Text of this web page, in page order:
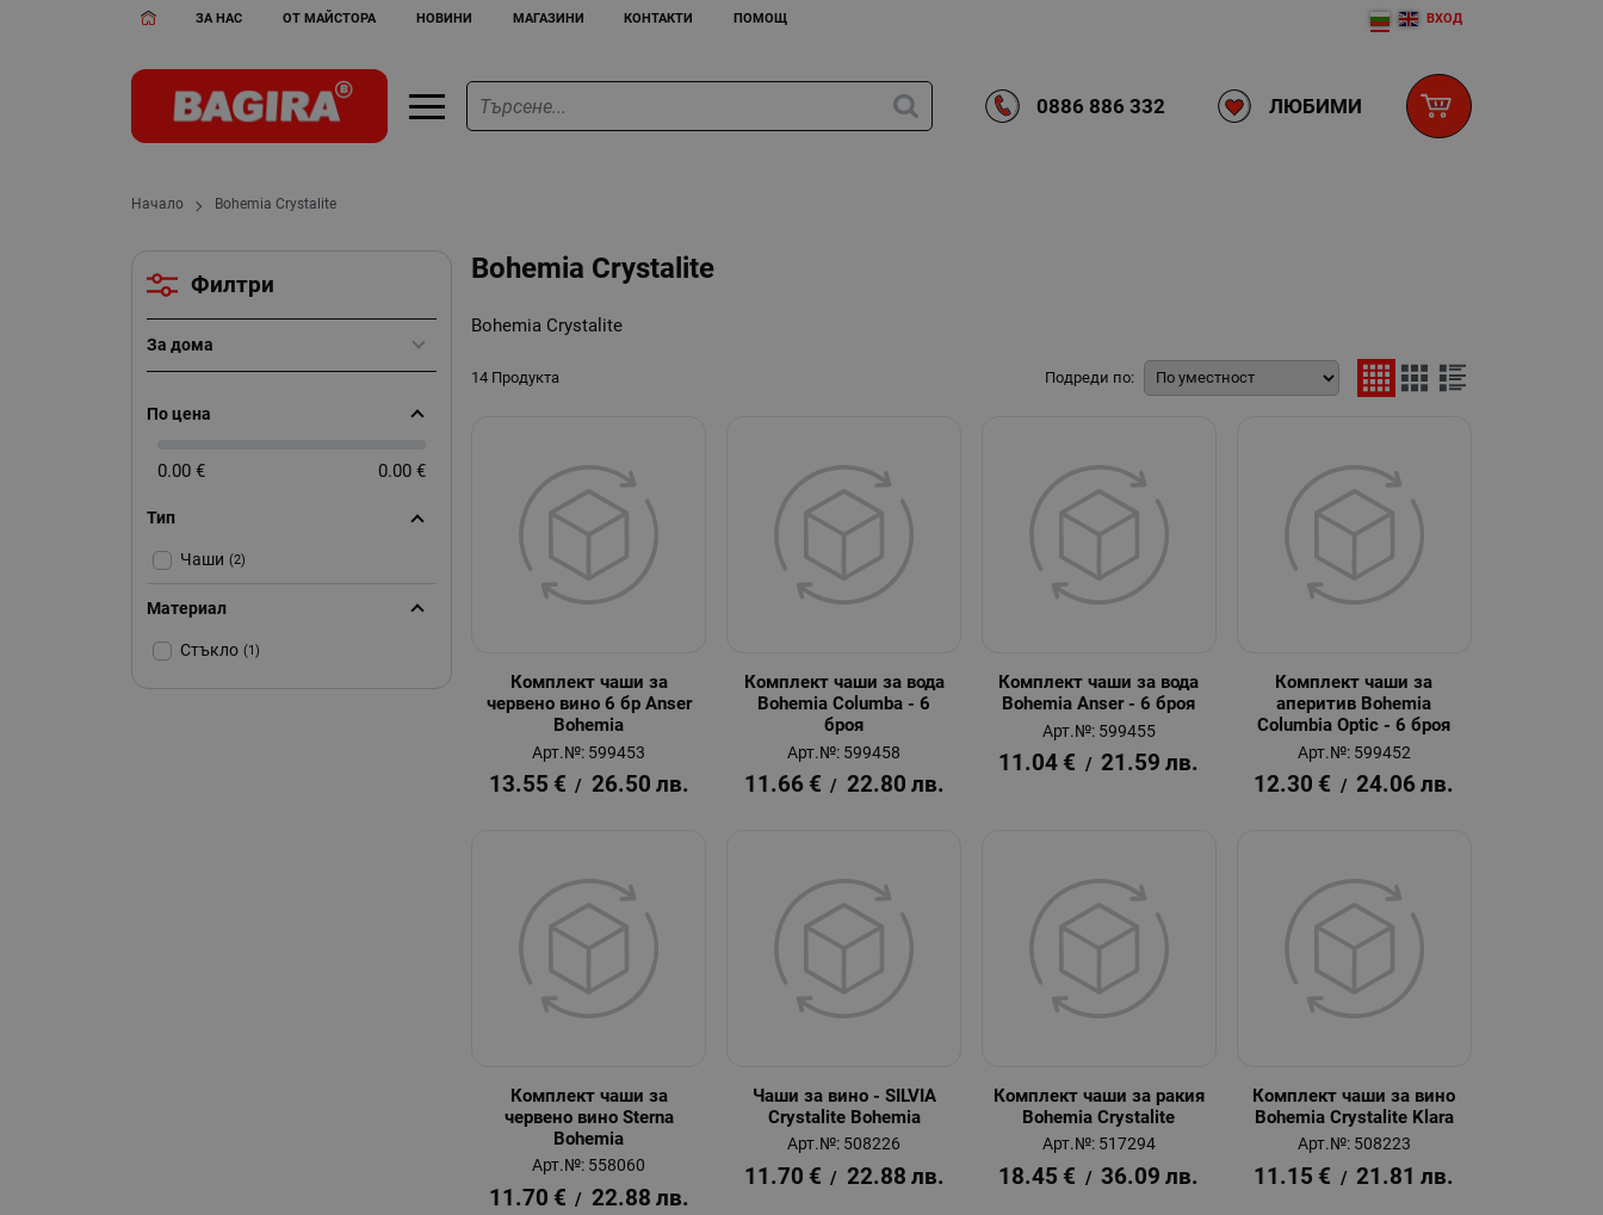
ЗА НАС ОТ МАЙСТОРА НОВИНИ МАГАЗИНИ КОНТАКТИ ПОМОЩ ВХОД
0886 886 332 ЛЮБИМИ
Начало Bohemia Crystalite
Bohemia Crystalite
Bohemia Crystalite
14 Продукта Подреди по:
Комплект чаши за
червено вино 6 бр Anser
Bohemia
Арт.№: 599453
13.55 € / 26.50 лв.
Комплект чаши за вода
Bohemia Columba - 6
броя
Арт.№: 599458
11.66 € / 22.80 лв.
Комплект чаши за вода
Bohemia Anser - 6 броя
Арт.№: 599455
11.04 € / 21.59 лв.
Комплект чаши за
аперитив Bohemia
Columbia Optic - 6 броя
Арт.№: 599452
12.30 € / 24.06лв.
Комплект чаши за
червено вино Sterna
Bohemia
Арт.№: 558060
11.70 € / 22.88 лв.
Чаши за вино - SILVIA
Crystalite Bohemia
Арт.№: 508226
11.70 € / 22.88 лв.
Комплект чаши за ракия
Bohemia Crystalite
Арт.№: 517294
18.45 € / 36.09 лв.
Комплект чаши за вино
Bohemia Crystalite Klara
Арт.№: 508223
11.15 € / 21.81 лв.
Филтри
За дома
По цена
0.00 € 0.00 €
Тип
Чаши (2)
Материал
Стъкло (1)